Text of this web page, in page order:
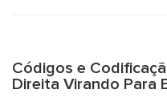
Códigos e
Direita Virando Para